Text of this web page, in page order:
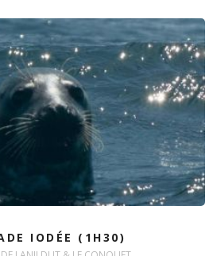
IODÉE (1H30)